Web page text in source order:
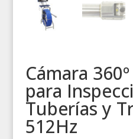
Cámara
para
Tuberías y
512Hz